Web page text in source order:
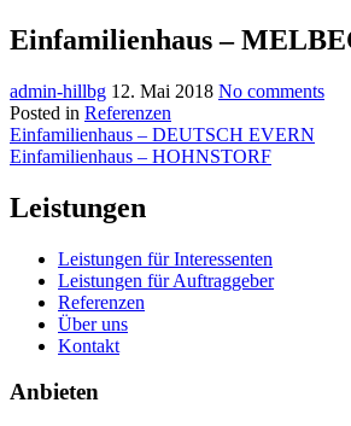
Einfamilienhaus –
admin-hillbg 12. Mai 2018 No comments
Posted in Referenzen
Beitragsnavigation
Einfamilienhaus – DEUTSCH EVERN
Einfamilienhaus – HOHNSTORF
Leistungen
Leistungen für Interessenten
Leistungen für Auftraggeber
Referenzen
Über uns
Kontakt
Anbieten